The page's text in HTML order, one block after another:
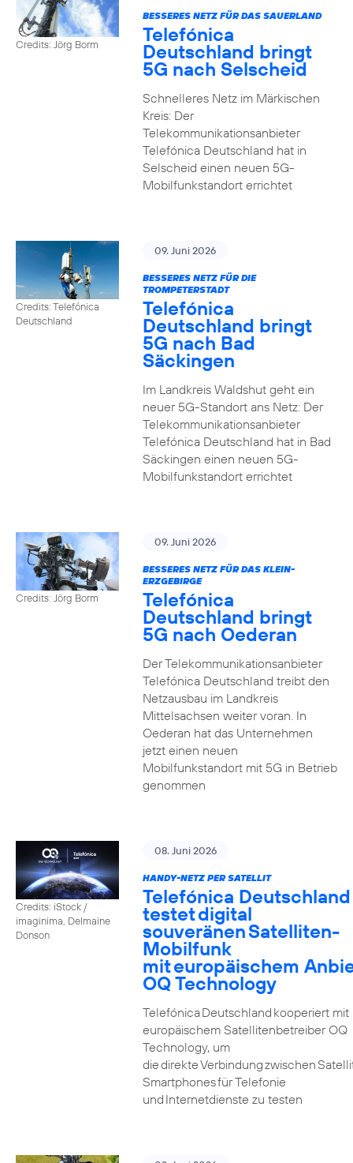
Credits: Jörg Borm
BESSERES NETZ FÜR DAS SAUERLAND
Telefónica
Deutschland bringt
5G nach Selscheid
Schnelleres Netz im Märkischen
Kreis: Der
Telekommunikationsanbieter
Telefónica Deutschland hat in
Selscheid einen neuen 5G-
Mobilfunkstandort errichtet
Credits: Telefónica
Deutschland
09. Juni 2026
BESSERES NETZ FÜR DIE
TROMPETERSTADT
Telefónica
Deutschland bringt
5G nach Bad
Säckingen
Im Landkreis Waldshut geht ein
neuer 5G-Standort ans Netz: Der
Telekommunikationsanbieter
Telefónica Deutschland hat in Bad
Säckingen einen neuen 5G-
Mobilfunkstandort errichtet
Credits: Jörg Borm
09. Juni 2026
BESSERES NETZ FÜR DAS KLEIN-
ERZGEBIRGE
Telefónica
Deutschland bringt
5G nach Oederan
Der Telekommunikationsanbieter
Telefónica Deutschland treibt den
Netzausbau im Landkreis
Mittelsachsen weiter voran. In
Oederan hat das Unternehmen
jetzt einen neuen
Mobilfunkstandort mit 5G in Betrieb
genommen
Credits: iStock /
imaginima, Delmaine
Donson
08. Juni 2026
HANDY-NETZ PER SATELLIT
Telefónica Deutschland
testet digital
souveränen Satelliten-
Mobilfunk
mit europäischem
OQ Technology
Telefónica Deutschland kooperiert mit
europäischem Satellitenbetreiber OQ
Technology, um
die direkte Verbindung zwischen
Smartphones für Telefonie
und Internetdienste zu testen